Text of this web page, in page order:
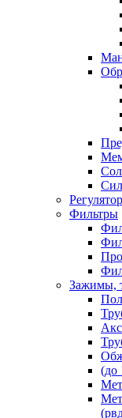
Фильтры
Зажимы,
(до